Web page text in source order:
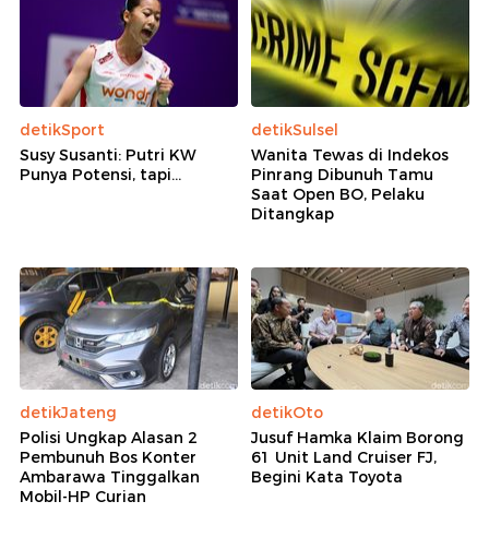
detikSport
Susy Susanti: Putri KW
Punya Potensi, tapi...
detikSulsel
Wanita Tewas di Indekos
Pinrang Dibunuh Tamu
Saat Open BO, Pelaku
Ditangkap
detikJateng
Polisi Ungkap Alasan 2
Pembunuh Bos Konter
Ambarawa Tinggalkan
Mobil-HP Curian
detikOto
Jusuf Hamka Klaim Borong
61 Unit Land Cruiser FJ,
Begini Kata Toyota